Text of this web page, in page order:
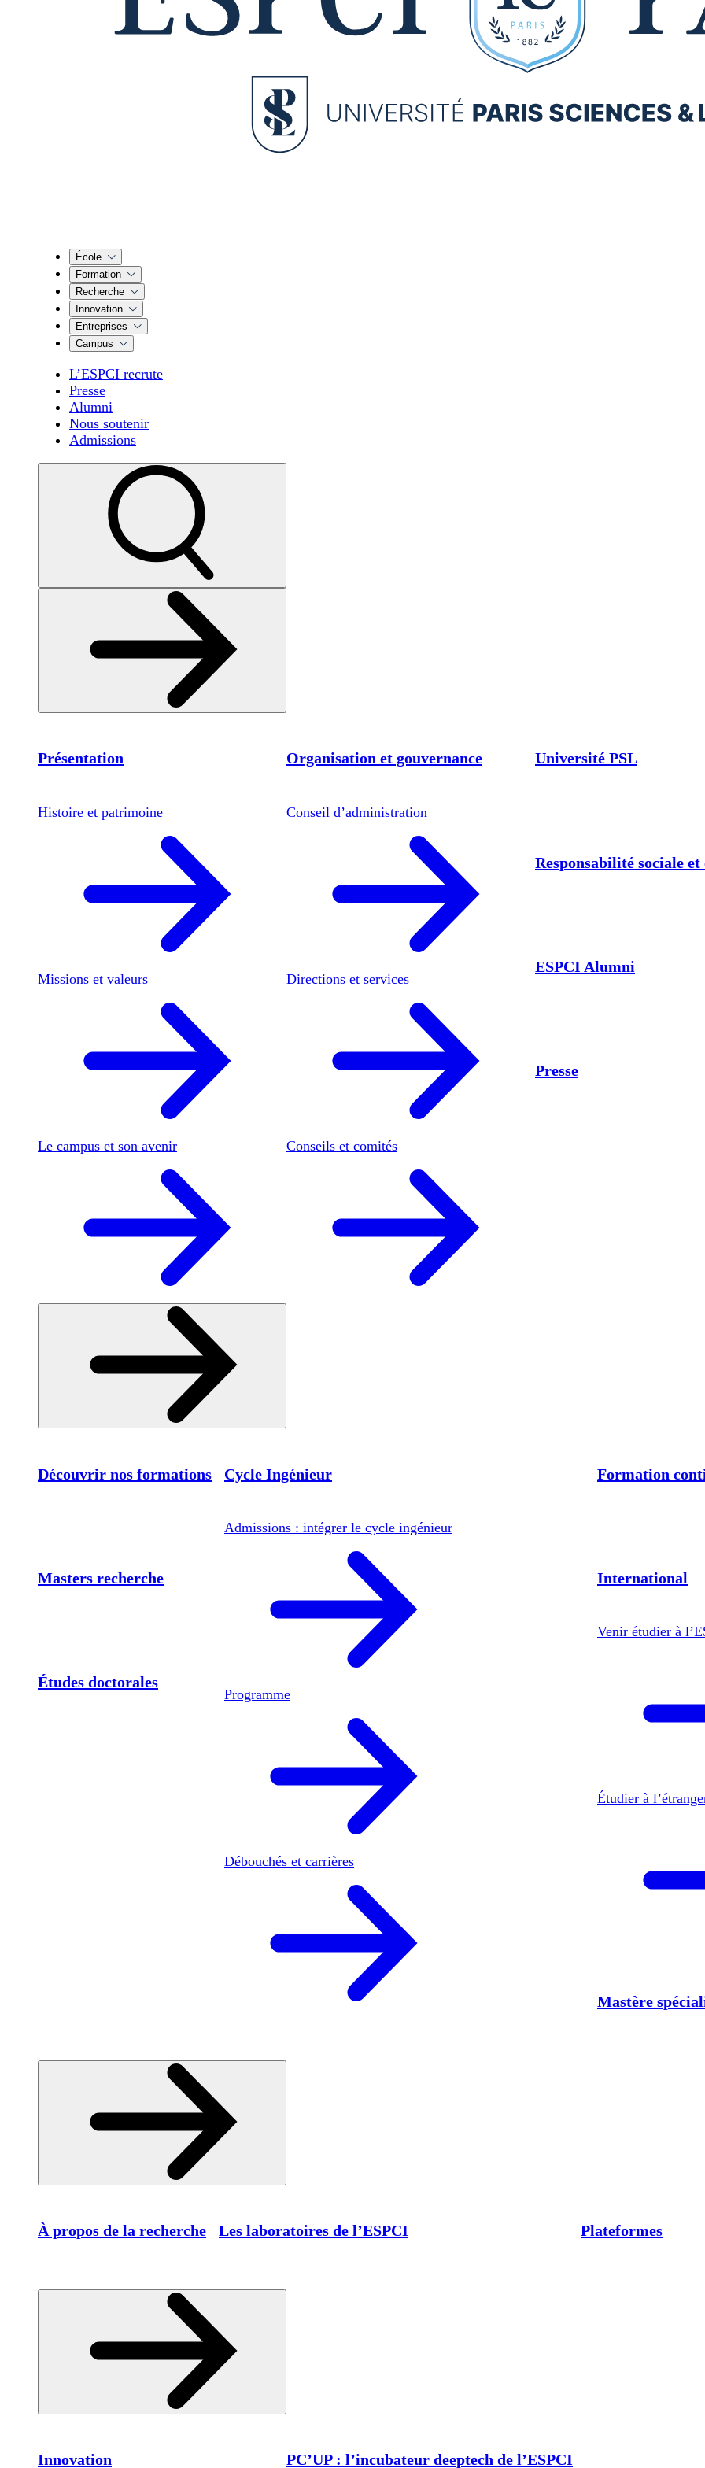
École
Formation
Recherche
Innovation
Entreprises
Campus
L’ESPCI recrute
Presse
Alumni
Nous soutenir
Admissions
Présentation
Histoire et patrimoine
Missions et valeurs
Le campus et son avenir
Organisation et gouvernance
Conseil d’administration
Directions et services
Conseils et comités
Université PSL
Responsabilité sociale
ESPCI Alumni
Presse
Découvrir nos formations Cycle Ingénieur
Admissions : intégrer le cycle ingénieur
Programme
Débouchés et carrières
Formation
International
Venir étudier à
Étudier à
Masters recherche
Études doctorales
Mastère
À propos de la recherche Les laboratoires de l’ESPCI Plateformes
Innovation PC’UP : l’incubateur deeptech de l’ESPCI